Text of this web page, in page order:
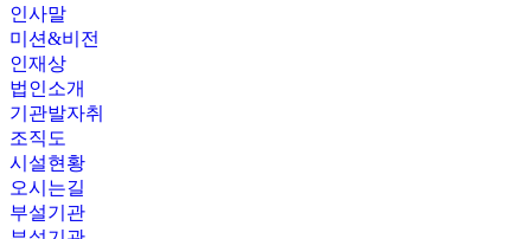
인사말
미션&비전
인재상
법인소개
기관발자취
조직도
시설현황
오시는길
부설기관